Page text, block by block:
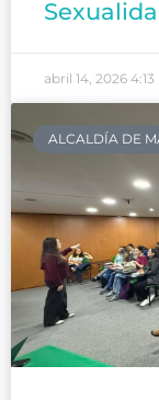
abril 14, 2026
ALCALDÍA DE